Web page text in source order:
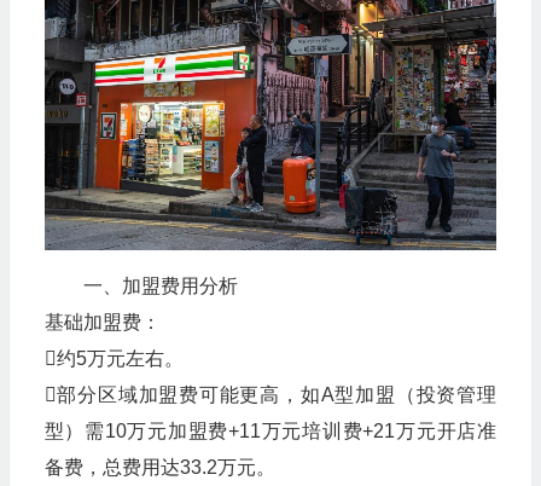
一、加盟费用分析
‌基础加盟费‌：
约5万元左右。
部分区域加盟费可能更高，如A型加盟（投资管理
型）需10万元加盟费+11万元培训费+21万元开店准
备费，总费用达33.2万元。